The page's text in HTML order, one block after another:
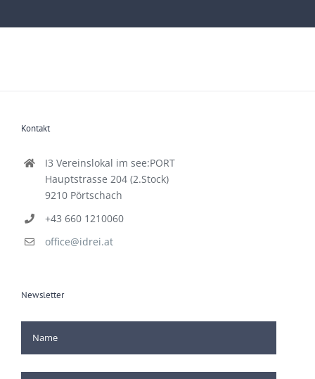
Kontakt
I3 Vereinslokal im see:PORT
Hauptstrasse 204 (2.Stock)
9210 Pörtschach
+43 660 1210060
office@idrei.at
Newsletter